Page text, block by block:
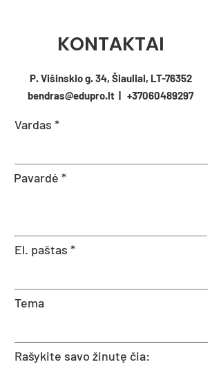
KONTAKTAI
P. Višinskio g. 34, Šiauliai, LT-76352
bendras@edupro.lt | +37060489297
Vardas
Pavardė
El. paštas
Tema
Rašykite savo žinutę čia: